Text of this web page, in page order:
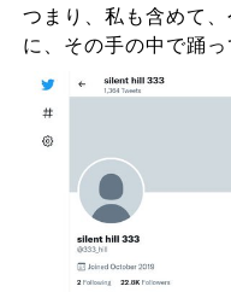
つまり、私も含めて
に、その手の中で踊っ